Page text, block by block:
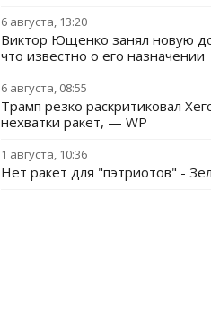
6 августа, 13:20
Виктор Ющенко занял новую
что известно о его назначении
6 августа, 08:55
Трамп резко раскритиковал
нехватки ракет, — WP
1 августа, 10:36
Нет ракет для "пэтриотов" -